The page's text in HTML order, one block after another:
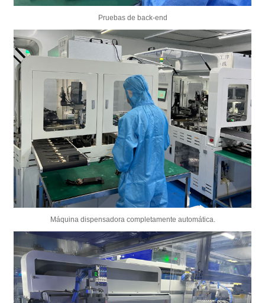
Pruebas de back-end
Máquina dispensadora completamente automática.